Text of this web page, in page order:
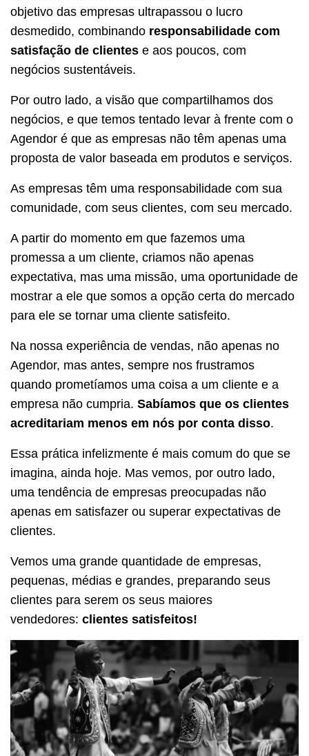
objetivo das empresas ultrapassou o lucro
desmedido, combinando responsabilidade com
satisfação de clientes e aos poucos, com
negócios sustentáveis.
Por outro lado, a visão que compartilhamos dos
negócios, e que temos tentado levar à frente com o
Agendor é que as empresas não têm apenas uma
proposta de valor baseada em produtos e serviços.
As empresas têm uma responsabilidade com sua
comunidade, com seus clientes, com seu mercado.
A partir do momento em que fazemos uma
promessa a um cliente, criamos não apenas
expectativa, mas uma missão, uma oportunidade de
mostrar a ele que somos a opção certa do mercado
para ele se tornar uma cliente satisfeito.
Na nossa experiência de vendas, não apenas no
Agendor, mas antes, sempre nos frustramos
quando prometíamos uma coisa a um cliente e a
empresa não cumpria. Sabíamos que os clientes
acreditariam menos em nós por conta disso.
Essa prática infelizmente é mais comum do que se
imagina, ainda hoje. Mas vemos, por outro lado,
uma tendência de empresas preocupadas não
apenas em satisfazer ou superar expectativas de
clientes.
Vemos uma grande quantidade de empresas,
pequenas, médias e grandes, preparando seus
clientes para serem os seus maiores
vendedores: clientes satisfeitos!